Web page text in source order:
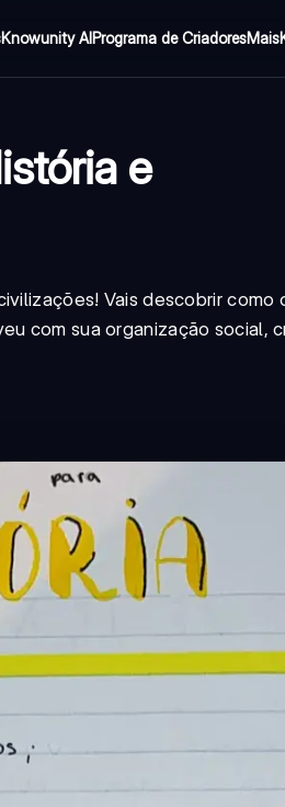
Knowunity AIPrograma de CriadoresMais
e
Vais descobrir como
com sua organização social,